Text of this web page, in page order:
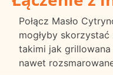
Połącz Masło
mogłyby
takimi jak
nawet